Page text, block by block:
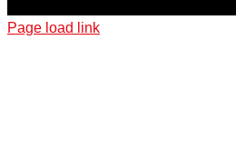
Page load link